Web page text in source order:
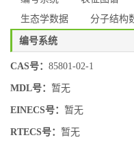
生态学数据
分子结构
编号系统
CAS号： 85801-02-1
MDL号： 暂无
EINECS号： 暂无
RTECS号： 暂无